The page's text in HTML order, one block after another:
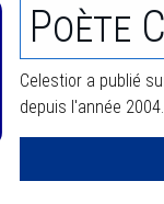
Poète
Celestior a publié
depuis l'année 2004.